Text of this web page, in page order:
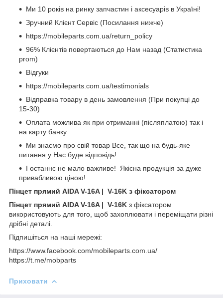
Ми 10 років на ринку запчастин і аксесуарів в Україні!
Зручний Клієнт Сервіс (Посилання нижче)
https://mobileparts.com.ua/return_policy
96% Клієнтів повертаються до Нам назад (Статистика
prom)
Відгуки
https://mobileparts.com.ua/testimonials
Відправка товару в день замовлення (При покупці до
15-30)
Оплата можлива як при отриманні (післяплатою) так і
на карту банку
Ми знаємо про свій товар Все, так що на будь-яке
питання у Нас буде відповідь!
І останнє не мало важливе! Якісна продукція за дуже
привабливою ціною!
Пінцет прямий AIDA V-16A | V-16K з фіксатором
Пінцет прямий AIDA V-16A | V-16K з фіксатором
використовують для того, щоб захоплювати і переміщати різні
дрібні деталі.
Підпишіться на наші мережі:
https://www.facebook.com/mobileparts.com.ua/
https://t.me/mobparts
Приховати